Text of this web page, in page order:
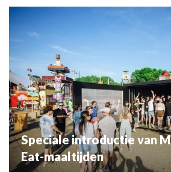
Speciale introductie van
Eat-maaltijden